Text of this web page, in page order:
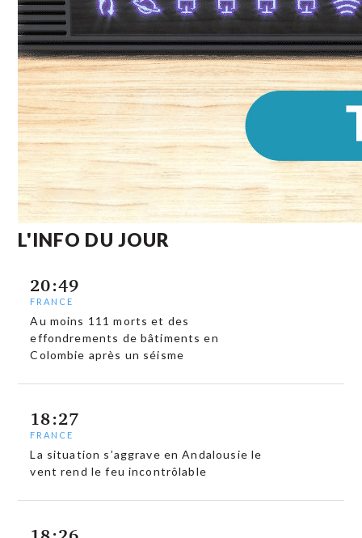
L'INFO DU JOUR
20:49
FRANCE
Au moins 111 morts et des
effondrements de bâtiments en
Colombie après un séisme
18:27
FRANCE
La situation s’aggrave en Andalousie le
vent rend le feu incontrôlable